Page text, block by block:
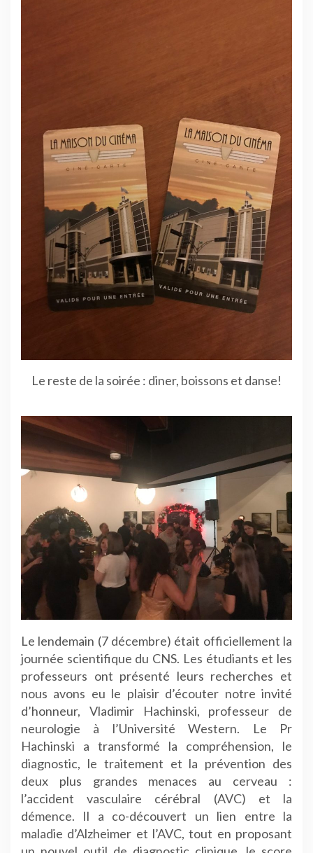
Le reste de la soirée : diner, boissons et danse!
Le lendemain (7 décembre) était officiellement la
journée scientifique du CNS. Les étudiants et les
professeurs ont présenté leurs recherches et
nous avons eu le plaisir d’écouter notre invité
d’honneur, Vladimir Hachinski, professeur de
neurologie à l’Université Western. Le Pr
Hachinski a transformé la compréhension, le
diagnostic, le traitement et la prévention des
deux plus grandes menaces au cerveau :
l’accident vasculaire cérébral (AVC) et la
démence. Il a co-découvert un lien entre la
maladie d’Alzheimer et l’AVC, tout en proposant